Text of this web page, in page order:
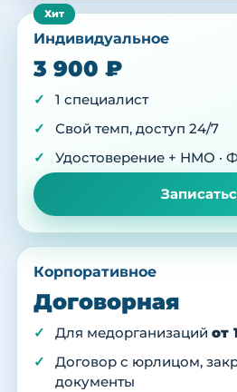
Индивидуальное
3 900 ₽
1 специалист
Свой темп, доступ 24/7
Удостоверение + НМО
Корпоративное
Договорная
Для медорганизаций от
Договор с юрлицом,
документы